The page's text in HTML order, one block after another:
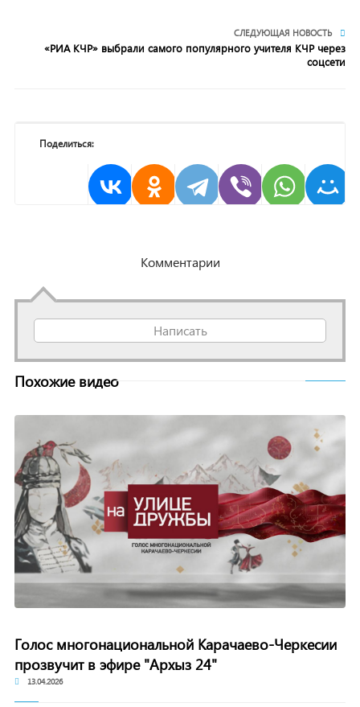
СЛЕДУЮЩАЯ НОВОСТЬ
«РИА КЧР» выбрали самого популярного учителя КЧР через
соцсети
Поделиться:
Комментарии
Написать
Похожие видео
Голос многонациональной Карачаево-Черкесии
прозвучит в эфире "Архыз 24"
13.04.2026